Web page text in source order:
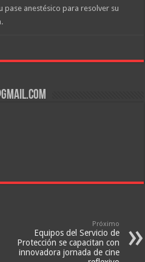
pase anestésico para resolver su
Próximo
Equipos del Servicio de
Protección se capacitan con
innovadora jornada de cine